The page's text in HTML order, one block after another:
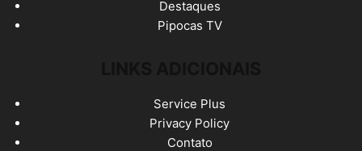
Destaques
Pipocas TV
Service Plus
Privacy Policy
Contato